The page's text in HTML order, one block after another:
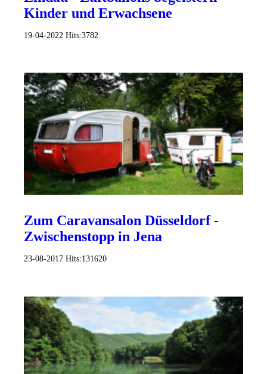
Kinder und Erwachsene
19-04-2022 Hits:3782
Zum Caravansalon Düsseldorf -
Zwischenstopp in Jena
23-08-2017 Hits:131620